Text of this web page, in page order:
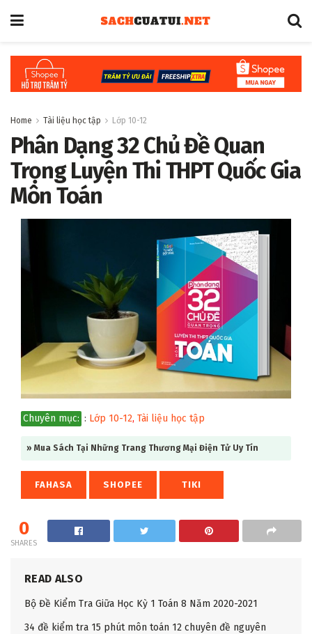
Home Tài liệu học tập Lớp 10-12
Phân Dạng 32 Chủ Đề Quan
Trọng Luyện Thi THPT Quốc Gia
Môn Toán
Chuyên mục: : Lớp 10-12, Tài liệu học tập
» Mua Sách Tại Những Trang Thương Mại Điện Tử Uy Tín
FAHASA SHOPEE TIKI
0
SHARES
READ ALSO
Bộ Đề Kiểm Tra Giữa Học Kỳ 1 Toán 8 Năm 2020-2021
34 đề kiểm tra 15 phút môn toán 12 chuyên đề nguyên